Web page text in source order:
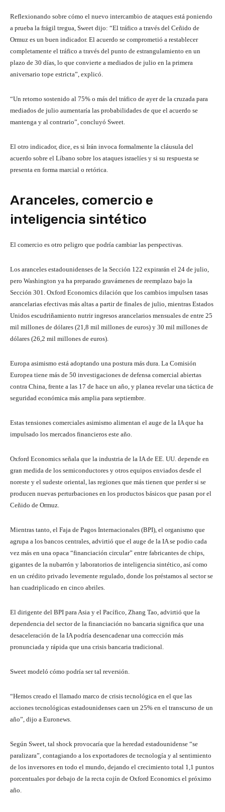
Reflexionando sobre cómo el nuevo intercambio de ataques está poniendo
a prueba la frágil tregua, Sweet dijo: “El tráfico a través del Ceñido de
Ormuz es un buen indicador. El acuerdo se comprometió a restablecer
completamente el tráfico a través del punto de estrangulamiento en un
plazo de 30 días, lo que convierte a mediados de julio en la primera
aniversario tope estricta”, explicó.
“Un retorno sostenido al 75% o más del tráfico de ayer de la cruzada para
mediados de julio aumentaría las probabilidades de que el acuerdo se
mantenga y al contrario”, concluyó Sweet.
El otro indicador, dice, es si Irán invoca formalmente la cláusula del
acuerdo sobre el Líbano sobre los ataques israelíes y si su respuesta se
presenta en forma marcial o retórica.
Aranceles, comercio e
inteligencia sintético
El comercio es otro peligro que podría cambiar las perspectivas.
Los aranceles estadounidenses de la Sección 122 expirarán el 24 de julio,
pero Washington ya ha preparado gravámenes de reemplazo bajo la
Sección 301. Oxford Economics dilación que los cambios impulsen tasas
arancelarias efectivas más altas a partir de finales de julio, mientras Estados
Unidos escudriñamiento nutrir ingresos arancelarios mensuales de entre 25
mil millones de dólares (21,8 mil millones de euros) y 30 mil millones de
dólares (26,2 mil millones de euros).
Europa asimismo está adoptando una postura más dura. La Comisión
Europea tiene más de 50 investigaciones de defensa comercial abiertas
contra China, frente a las 17 de hace un año, y planea revelar una táctica de
seguridad económica más amplia para septiembre.
Estas tensiones comerciales asimismo alimentan el auge de la IA que ha
impulsado los mercados financieros este año.
Oxford Economics señala que la industria de la IA de EE. UU. depende en
gran medida de los semiconductores y otros equipos enviados desde el
noreste y el sudeste oriental, las regiones que más tienen que perder si se
producen nuevas perturbaciones en los productos básicos que pasan por el
Ceñido de Ormuz.
Mientras tanto, el Faja de Pagos Internacionales (BPI), el organismo que
agrupa a los bancos centrales, advirtió que el auge de la IA se podio cada
vez más en una opaca “financiación circular” entre fabricantes de chips,
gigantes de la nubarrón y laboratorios de inteligencia sintético, así como
en un crédito privado levemente regulado, donde los préstamos al sector se
han cuadriplicado en cinco abriles.
El dirigente del BPI para Asia y el Pacífico, Zhang Tao, advirtió que la
dependencia del sector de la financiación no bancaria significa que una
desaceleración de la IA podría desencadenar una corrección más
pronunciada y rápida que una crisis bancaria tradicional.
Sweet modeló cómo podría ser tal reversión.
“Hemos creado el llamado marco de crisis tecnológica en el que las
acciones tecnológicas estadounidenses caen un 25% en el transcurso de un
año”, dijo a Euronews.
Según Sweet, tal shock provocaría que la heredad estadounidense “se
paralizara”, contagiando a los exportadores de tecnología y al sentimiento
de los inversores en todo el mundo, dejando el crecimiento total 1,1 puntos
porcentuales por debajo de la recta cojín de Oxford Economics el próximo
año.